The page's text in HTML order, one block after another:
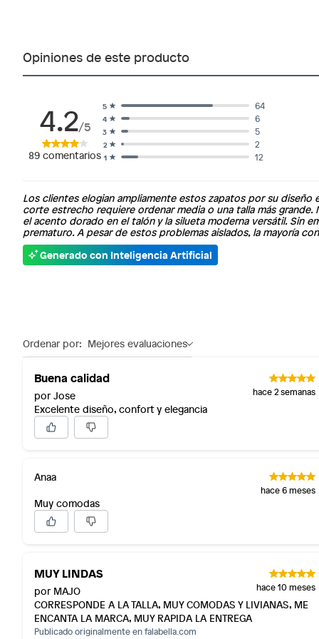
Opiniones de este producto
4.2/5
89 comentarios 1 12
2 2
3 5
4 6
5 64
Los clientes elogian ampliamente estos zapatos por su diseño
corte estrecho requiere ordenar media o una talla más
el acento dorado en el talón y la silueta moderna versátil. Sin
prematuro. A pesar de estos problemas aislados, la mayoría
Generado con Inteligencia Artificial
Ordenar por: Mejores evaluaciones
Buena calidad
por Jose hace 2 semanas
Excelente diseño, confort y elegancia
Anaa
hace 6 meses
Muy comodas
MUY LINDAS
por MAJO hace 10 meses
CORRESPONDE A LA TALLA, MUY COMODAS Y LIVIANAS, ME
ENCANTA LA MARCA, MUY RAPIDA LA ENTREGA
Publicado originalmente enfalabella.com